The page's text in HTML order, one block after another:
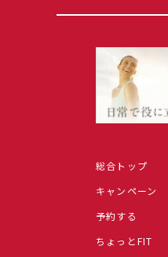
総合トップ
キャンペーン
予約する
ちょっとFIT